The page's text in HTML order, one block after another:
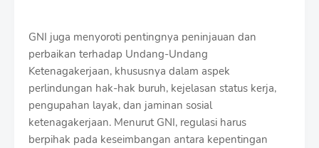
GNI juga menyoroti pentingnya peninjauan dan
perbaikan terhadap Undang-Undang
Ketenagakerjaan, khususnya dalam aspek
perlindungan hak-hak buruh, kejelasan status kerja,
pengupahan layak, dan jaminan sosial
ketenagakerjaan. Menurut GNI, regulasi harus
berpihak pada keseimbangan antara kepentingan